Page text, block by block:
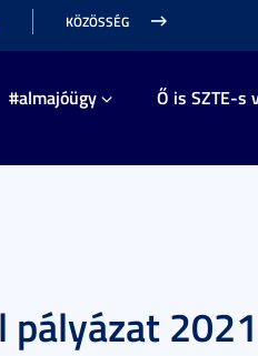
KÖZÖSSÉG
#almajóügy Ő is SZTE-s
pályázat